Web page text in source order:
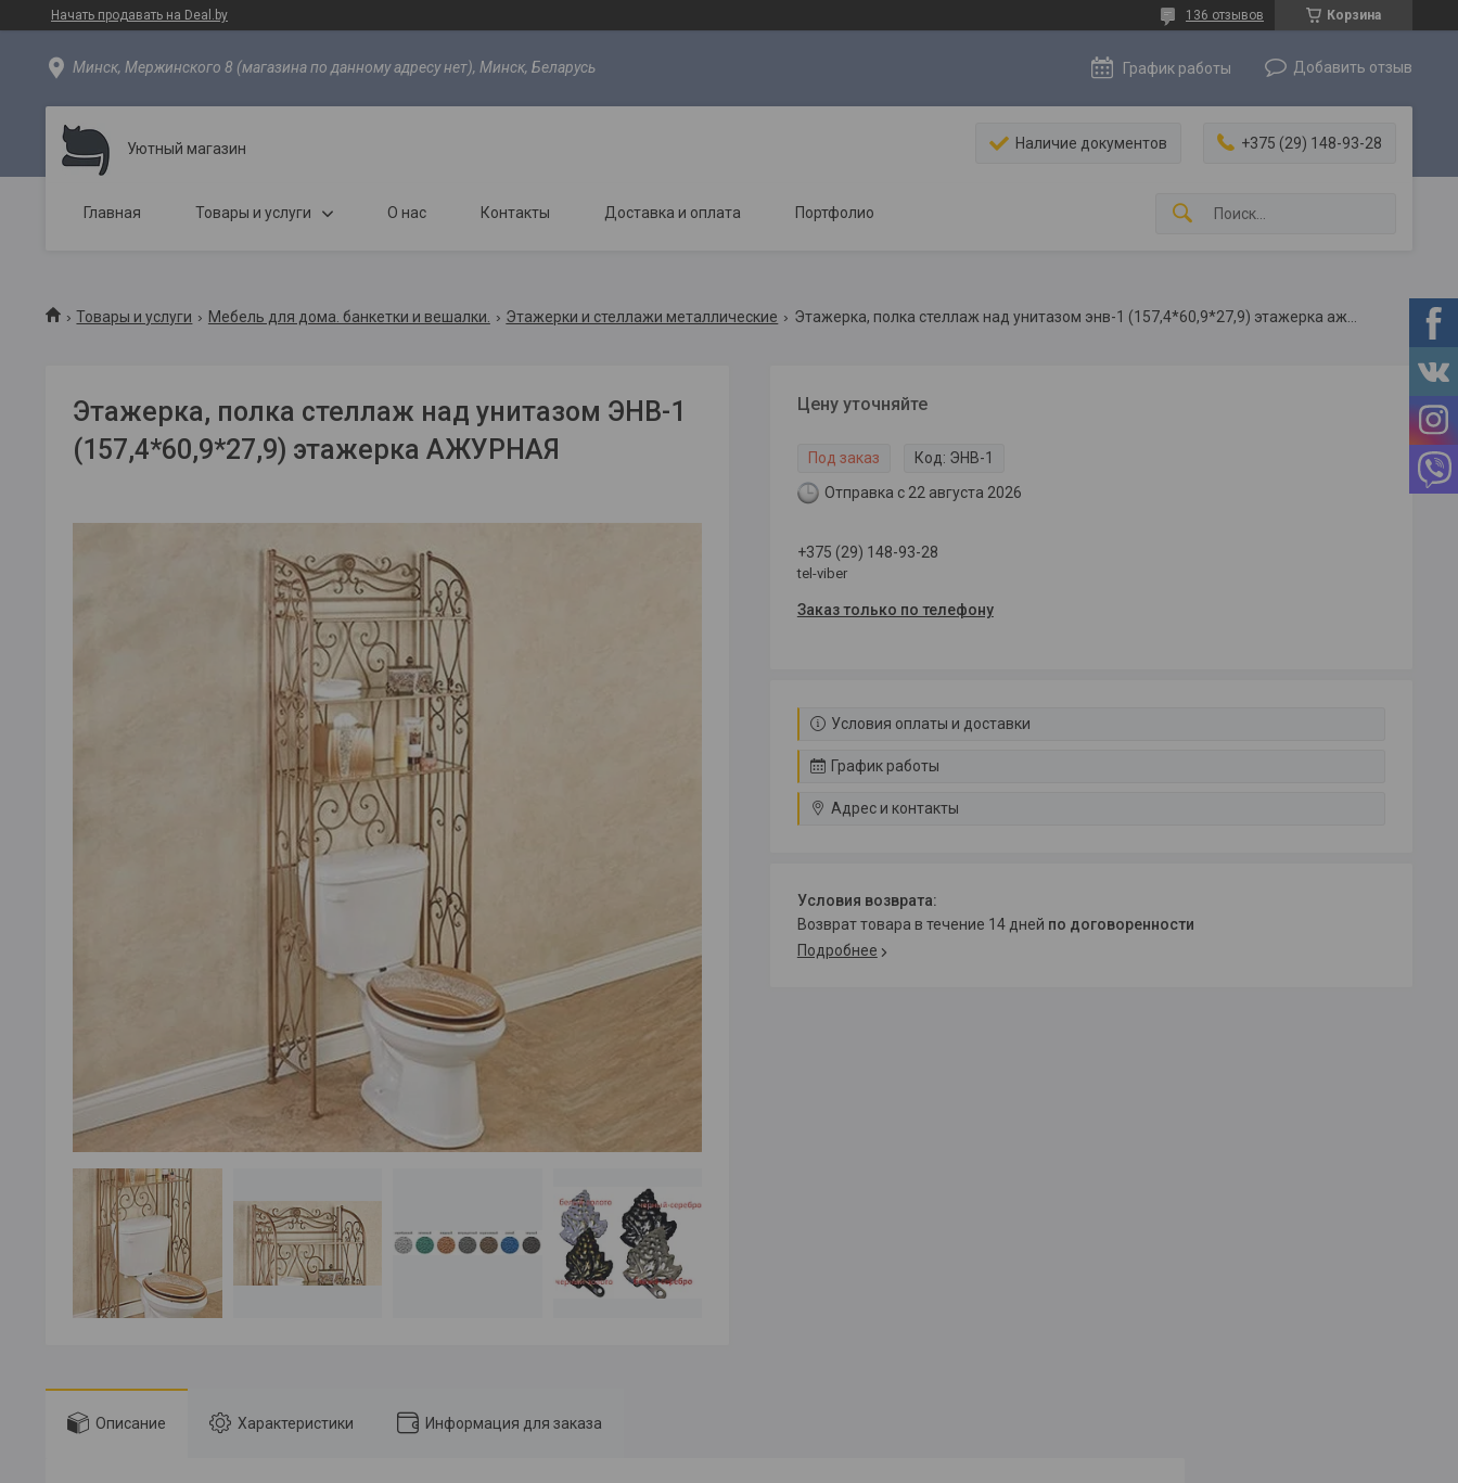
Начать продавать на Deal.by Корзина
136 отзывов
Минск, Мержинского 8 (магазина по данному адресу нет), Минск, Беларусь График работы Добавить отзыв
Уютный магазин Наличие документов +375 (29) 148-93-28
Главная Товары и услуги О нас Контакты Доставка и оплата Портфолио
Товары и услуги Мебель для дома. банкетки и вешалки. Этажерки и стеллажи металлические
Этажерка, полка стеллаж над унитазом ЭНВ-1
(157,4*60,9*27,9) этажерка АЖУРНАЯ
Цену уточняйте
Под заказ Код: ЭНВ-1
Отправка с 22 августа 2026
+375 (29) 148-93-28
tel-viber
Заказ только по телефону
Условия оплаты и доставки
График работы
Адрес и контакты
возврат товара в течение 14 дней по договоренности
Подробнее
Описание Характеристики Информация для заказа